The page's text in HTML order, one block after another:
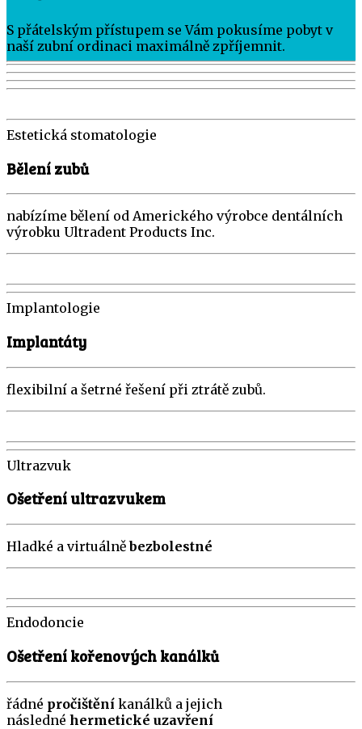
S přátelským přístupem se Vám pokusíme pobyt v
naší zubní ordinaci maximálně zpříjemnit.
Estetická stomatologie
Bělení zubů
nabízíme bělení od Amerického výrobce dentálních
výrobku Ultradent Products Inc.
Implantologie
Implantáty
flexibilní a šetrné řešení při ztrátě zubů.
Ultrazvuk
Ošetření ultrazvukem
Hladké a virtuálněbezbolestné
Endodoncie
Ošetření kořenových kanálků
řádné pročištění kanálků a jejich
následné hermetické uzavření